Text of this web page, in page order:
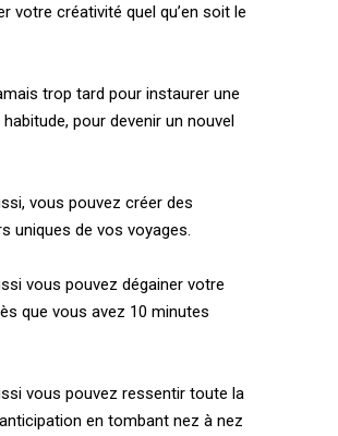
votre créativité quel qu’en soit le
trop tard pour instaurer une
pour devenir un nouvel
vous pouvez créer des
uniques de vos voyages.
vous pouvez dégainer votre
que vous avez 10 minutes
vous pouvez ressentir toute la
en tombant nez à nez